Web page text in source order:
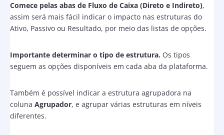
Comece pelas abas de Fluxo de Caixa (Direto e Indireto),
assim será mais fácil indicar o impacto nas estruturas do
Ativo, Passivo ou Resultado, por meio das listas de opções.
Importante determinar o tipo de estrutura. Os tipos
seguem as opções disponíveis em cada aba da plataforma.
Também é possível indicar a estrutura agrupadora na
coluna Agrupador, e agrupar várias estruturas em níveis
diferentes.